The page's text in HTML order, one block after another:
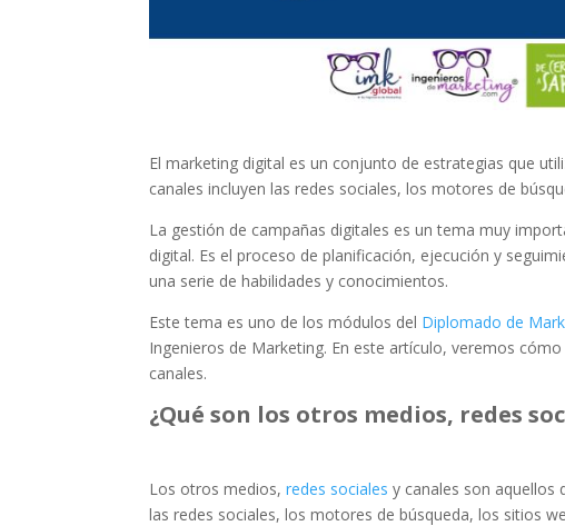
El marketing digital es un conjunto de estrategias que
canales incluyen las redes sociales, los motores de
La gestión de campañas digitales es un tema muy
digital. Es el proceso de planificación, ejecución y
una serie de habilidades y conocimientos.
Este tema es uno de los módulos del Diplomado de
Ingenieros de Marketing. En este artículo, veremos
canales.
¿Qué son los otros medios, redes
Los otros medios, redes sociales y canales son aquellos
las redes sociales, los motores de búsqueda, los sitios